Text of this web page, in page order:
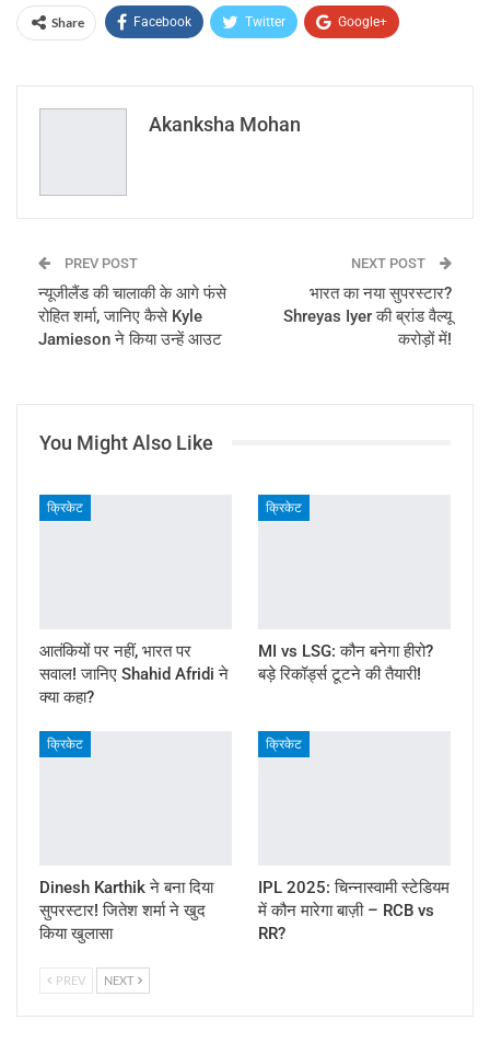
Share Facebook Twitter Google+
Email
Akanksha Mohan
PREV POST
न्यूजीलैंड की चालाकी के आगे फंसे
रोहित शर्मा, जानिए कैसे Kyle
Jamieson ने किया उन्हें आउट
NEXT POST
भारत का नया सुपरस्टार?
Shreyas Iyer की ब्रांड वैल्यू
करोड़ों में!
You Might Also Like
क्रिकेट
आतंकियों पर नहीं, भारत पर
सवाल! जानिए Shahid Afridi ने
क्या कहा?
क्रिकेट
MI vs LSG: कौन बनेगा हीरो?
बड़े रिकॉर्ड्स टूटने की तैयारी!
क्रिकेट
Dinesh Karthik ने बना दिया
सुपरस्टार! जितेश शर्मा ने खुद
किया खुलासा
क्रिकेट
IPL 2025: चिन्नास्वामी स्टेडियम
में कौन मारेगा बाज़ी – RCB vs
RR?
PREV NEXT